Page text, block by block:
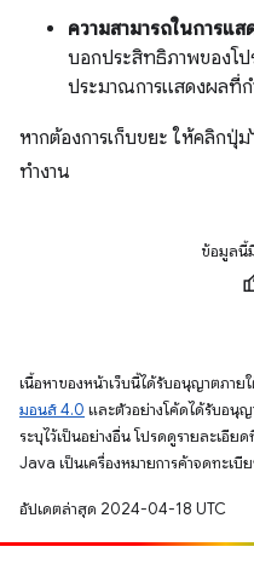
ความสามารถในการแส
บอกประสิทธิภาพของโ
ประมาณการแสดงผลที่
หากต้องการเก็บขยะ ให้คลิกปุ่ม
ทำงาน
ข้อมูลนี้
เนื้อหาของหน้าเว็บนี้ได้รับอนุญาตภาย
มอนส์ 4.0 และตัวอย่างโค้ดได้รับอนุญ
ระบุไว้เป็นอย่างอื่น โปรดดูรายละเอียด
Java เป็นเครื่องหมายการค้าจดทะเ
อัปเดตล่าสุด 2024-04-18 UTC